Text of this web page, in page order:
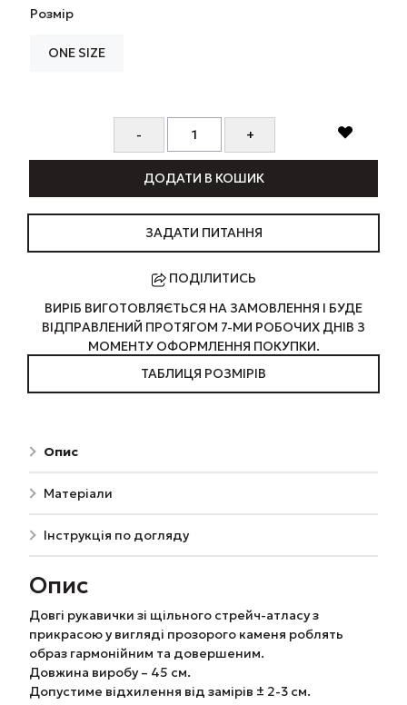
Розмір
ONE SIZE
ДОДАТИ В КОШИК
ЗАДАТИ ПИТАННЯ
ПОДІЛИТИСЬ
ВИРІБ ВИГОТОВЛЯЄТЬСЯ НА ЗАМОВЛЕННЯ І БУДЕ
ВІДПРАВЛЕНИЙ ПРОТЯГОМ 7-МИ РОБОЧИХ ДНІВ З
МОМЕНТУ ОФОРМЛЕННЯ ПОКУПКИ.
ТАБЛИЦЯ РОЗМІРІВ
Опис
Матеріали
Інструкція по догляду
Опис
Довгі рукавички зі щільного стрейч-атласу з
прикрасою у вигляді прозорого каменя роблять
образ гармонійним та довершеним.
Довжина виробу – 45 см.
Допустиме відхилення від замірів ± 2-3 см.